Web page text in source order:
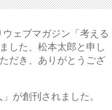
ェブマガジン「考える
した、松本太郎と申し
だき、ありがとうござ
が創刊されました。